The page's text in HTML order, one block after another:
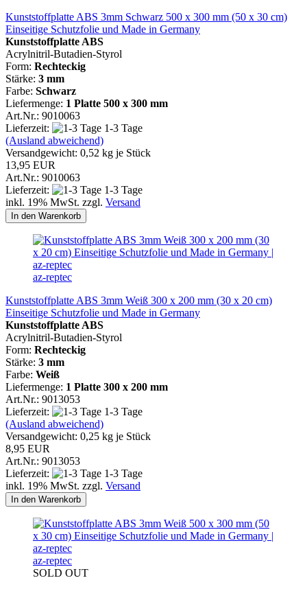
Kunststoffplatte ABS 3mm Schwarz 500 x 300 mm (50 x 30 cm)
Einseitige Schutzfolie und Made in Germany
Kunststoffplatte ABS
Acrylnitril-Butadien-Styrol
Form: Rechteckig
Stärke: 3 mm
Farbe: Schwarz
Liefermenge: 1 Platte 500 x 300 mm
Art.Nr.: 9010063
Lieferzeit:
1-3 Tage
(Ausland abweichend)
Versandgewicht: 0,52 kg je Stück
13,95 EUR
Art.Nr.: 9010063
Lieferzeit:
1-3 Tage
inkl. 19% MwSt. zzgl. Versand
In den Warenkorb
az-reptec
Kunststoffplatte ABS 3mm Weiß 300 x 200 mm (30 x 20 cm)
Einseitige Schutzfolie und Made in Germany
Kunststoffplatte ABS
Acrylnitril-Butadien-Styrol
Form: Rechteckig
Stärke: 3 mm
Farbe: Weiß
Liefermenge: 1 Platte 300 x 200 mm
Art.Nr.: 9013053
Lieferzeit:
1-3 Tage
(Ausland abweichend)
Versandgewicht: 0,25 kg je Stück
8,95 EUR
Art.Nr.: 9013053
Lieferzeit:
1-3 Tage
inkl. 19% MwSt. zzgl. Versand
In den Warenkorb
az-reptec
SOLD OUT